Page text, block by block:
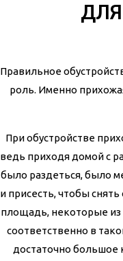
Правильное
роль. Именно
При обустройстве
ведь приходя домой с
было раздеться, было
и присесть, чтобы
площадь, некоторые из
соответственно в
достаточно большое